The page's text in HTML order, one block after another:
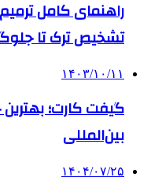
راهنمای کامل
تشخیص ترک تا
۱۴۰۳/۱۰/۱۱
گیفت کارت؛ بهترین
بین‌المللی
۱۴۰۴/۰۷/۲۵